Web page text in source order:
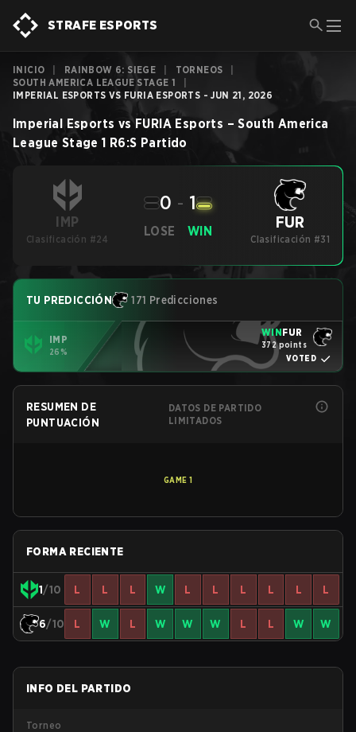
STRAFE ESPORTS
INICIO RAINBOW 6: SIEGE TORNEOS
SOUTH AMERICA LEAGUE STAGE 1
IMPERIAL ESPORTS VS FURIA ESPORTS - JUN 21, 2026
Imperial Esports vs FURIA Esports –South America
League Stage 1 R6:S Partido
IMP
Clasificación #24
LOSE
0 - 1
WIN FUR
Clasificación #31
TU PREDICCIÓN 171 Predicciones
IMP
26%
WINFUR
372 points
VOTED
RESUMEN DE
PUNTUACIÓN
DATOS DE PARTIDO
LIMITADOS
GAME 1
FORMA RECIENTE
1/10 L L L W L L L L L L
6/10 L W L W W W L L W W
INFO DEL PARTIDO
Torneo